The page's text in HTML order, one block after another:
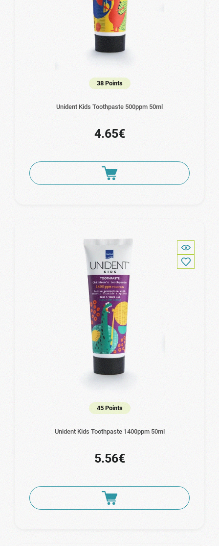
38 Points
Unident Kids Toothpaste 500ppm 50ml
4.65€
45 Points
Unident Kids Toothpaste 1400ppm 50ml
5.56€